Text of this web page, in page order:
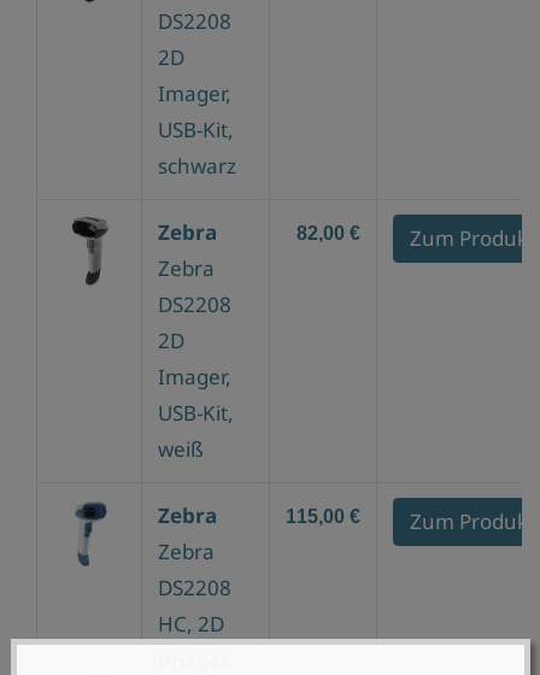
DS2208
2D
Imager,
USB-Kit,
schwarz
Zebra
Zebra
DS2208
2D
Imager,
USB-Kit,
weiß
82,00 € Zum Produkt
Zebra
Zebra
DS2208
HC, 2D
115,00 € Zum Produkt